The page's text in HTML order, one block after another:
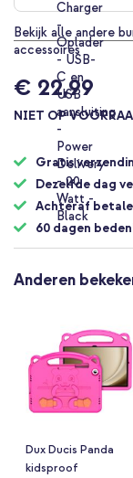
Bekijk alle andere
accessoires
€ 22,99
NIET OP
Gratis
Dezelfde dag
Achteraf
60 dagen
Anderen
Dux Ducis Panda
kidsproof